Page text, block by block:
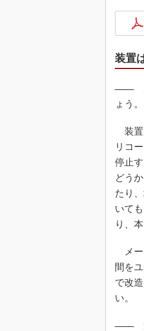
装置
――
ょう。
装置
リコ
停止
どう
たり
いて
り、
メー
間を
で改
い。
――